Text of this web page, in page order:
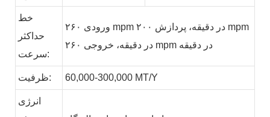
خط
حداکثر
سرعت:
ورودی ۲۶۰ mpm در دقیقه، پردازش ۲۰۰ mpm
در دقیقه، خروجی ۲۶۰ mpm در دقیقه
ظرفیت: 60,000-300,000 MT/Y
انرژی